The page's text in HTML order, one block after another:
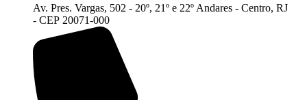
Av. Pres. Vargas, 502 - 20º, 21º e 22º Andares - Centro, RJ
- CEP 20071-000